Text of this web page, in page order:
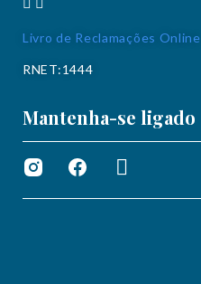
Livro de Reclamações Online
RNET:1444
Mantenha-se ligado